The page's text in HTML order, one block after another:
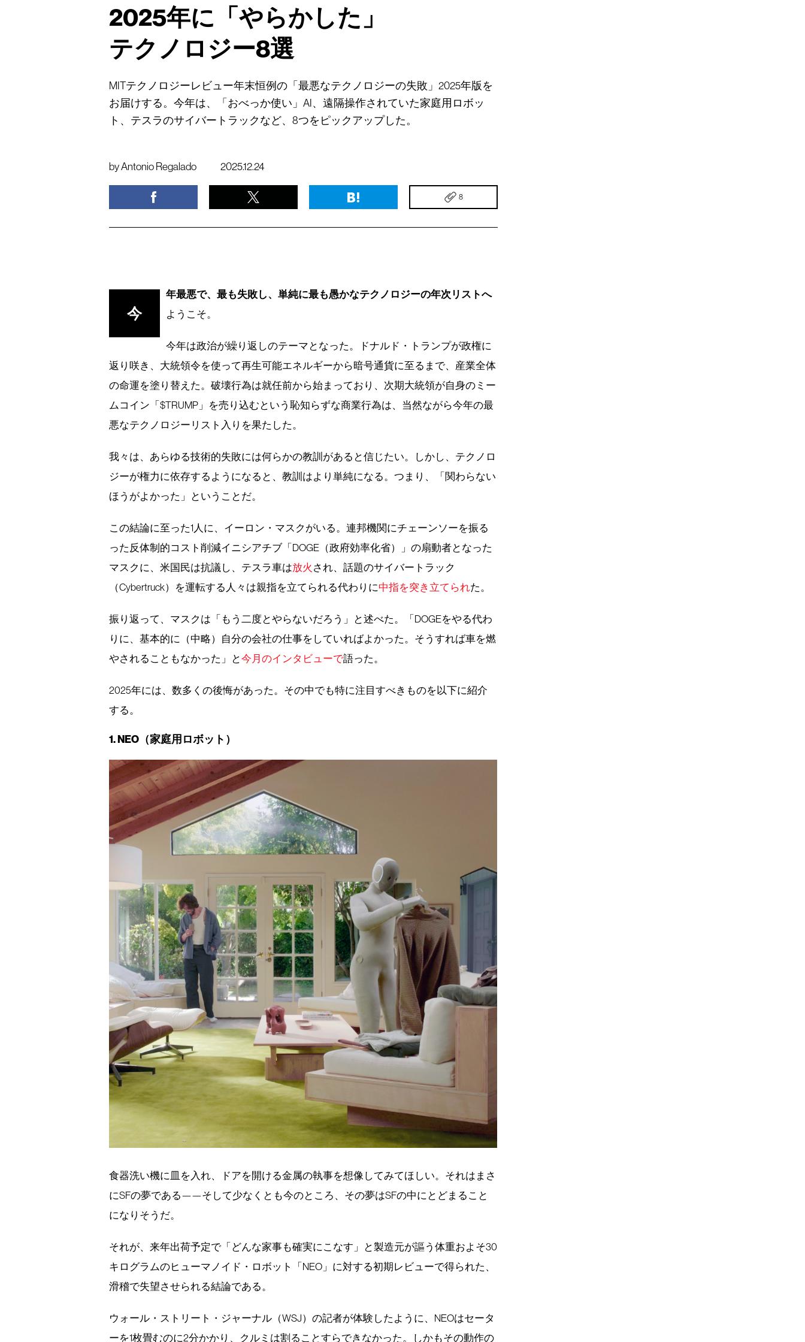
2025年に「やらかした」
テクノロジー8選
MITテクノロジーレビュー年末恒例の「最悪なテクノロジーの失敗」2025年版を
お届けする。今年は、「おべっか使い」AI、遠隔操作されていた家庭用ロボッ
ト、テスラのサイバートラックなど、8つをピックアップした。
byAntonio Regalado 2025.12.24
8
今
年最悪で、最も失敗し、単純に最も愚かなテクノロジーの年次リストへ
ようこそ。
今年は政治が繰り返しのテーマとなった。ドナルド・トランプが政権に
返り咲き、大統領令を使って再生可能エネルギーから暗号通貨に至るまで、産業全体
の命運を塗り替えた。破壊行為は就任前から始まっており、次期大統領が自身のミー
ムコイン「$TRUMP」を売り込むという恥知らずな商業行為は、当然ながら今年の最
悪なテクノロジーリスト入りを果たした。
我々は、あらゆる技術的失敗には何らかの教訓があると信じたい。しかし、テクノロ
ジーが権力に依存するようになると、教訓はより単純になる。つまり、「関わらない
ほうがよかった」ということだ。
この結論に至った1人に、イーロン・マスクがいる。連邦機関にチェーンソーを振る
った反体制的コスト削減イニシアチブ「DOGE（政府効率化省）」の扇動者となった
マスクに、米国民は抗議し、テスラ車は放火 され、話題のサイバートラック
（Cybertruck）を運転する人々は親指を立てられる代わりに中指を突き立てられた。
振り返って、マスクは「もう二度とやらないだろう」と述べた。「DOGEをやる代わ
りに、基本的に（中略）自分の会社の仕事をしていればよかった。そうすれば車を燃
やされることもなかった」と今月のインタビューで語った。
2025年には、数多くの後悔があった。その中でも特に注目すべきものを以下に紹介
する。
1. NEO（家庭用ロボット）
食器洗い機に皿を入れ、ドアを開ける金属の執事を想像してみてほしい。それはまさ
にSFの夢である——そして少なくとも今のところ、その夢はSFの中にとどまること
になりそうだ。
それが、来年出荷予定で「どんな家事も確実にこなす」と製造元が謳う体重およそ30
キログラムのヒューマノイド・ロボット「NEO」に対する初期レビューで得られた、
滑稽で失望させられる結論である。
ウォール・ストリート・ジャーナル（WSJ）の記者が体験したように、NEOはセータ
ーを1枚畳むのに2分かかり、クルミは割ることすらできなかった。しかもその動作の